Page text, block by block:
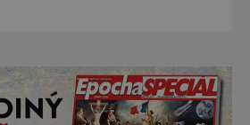
nestojí v centru hlavních
uchovává syrový horský
zvláštní atmosféru
kde se střídá hustý les